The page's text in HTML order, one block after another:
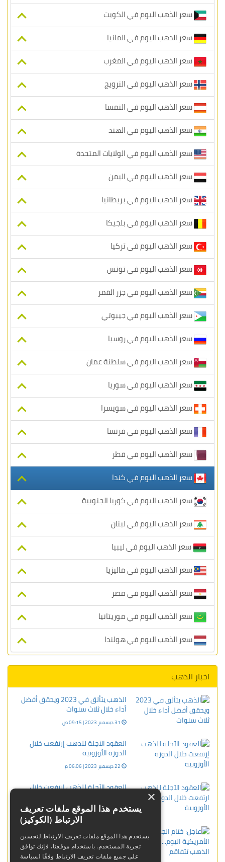
سعر الذهب اليوم في الكويت
سعر الذهب اليوم في المانيا
سعر الذهب اليوم في المغرب
سعر الذهب اليوم في النرويج
سعر الذهب اليوم في النمسا
سعر الذهب اليوم في الهند
سعر الذهب اليوم في الولايات المتحدة
سعر الذهب اليوم في اليمن
سعر الذهب اليوم في بريطانيا
سعر الذهب اليوم في بلجيكا
سعر الذهب اليوم في تركيا
سعر الذهب اليوم في تونس
سعر الذهب اليوم في جزر القمر
سعر الذهب اليوم في جيبوتي
سعر الذهب اليوم في روسيا
سعر الذهب اليوم في سلطنة عمان
سعر الذهب اليوم في سوريا
سعر الذهب اليوم في سويسرا
سعر الذهب اليوم في فرنسا
سعر الذهب اليوم في قطر
سعر الذهب اليوم في كندا
سعر الذهب اليوم في كوريا الجنوبية
سعر الذهب اليوم في لبنان
سعر الذهب اليوم في ليبيا
سعر الذهب اليوم في ماليزيا
سعر الذهب اليوم في مصر
سعر الذهب اليوم في موريتانيا
سعر الذهب اليوم في هولندا
اخبار الذهب
الذهب يتألق في 2023 ويحقق أفضل
أداء خلال ثلاث سنوات
العقود الآجلة للذهب إرتفعت خلال
الدورة الأوروبيه
العقود الآجلة للذهب ارتفعت خلال
15 يناير 2024 | 03:47 م
عاجل: ختام الجلسة الأمريكية
اليوم...خسائر الذهب تتفاقم
×
يستخدم هذا الموقع ملفات تعريف
الارتباط (الكوكيز)
يستخدم هذا الموقع ملفات تعريف الارتباط لتحسين
تجربة المستخدم. باستخدام موقعنا، فإنك توافق
على جميع ملفات تعريف الارتباط وفقًا لسياسة